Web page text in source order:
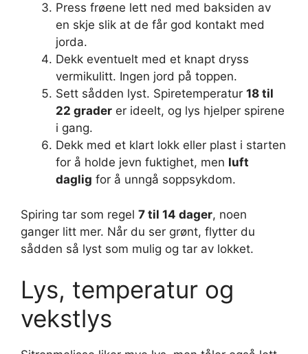
Press frøene lett ned med baksiden av
en skje slik at de får god kontakt med
jorda.
Dekk eventuelt med et knapt dryss
vermikulitt. Ingen jord på toppen.
Sett sådden lyst. Spiretemperatur 18 til
22 grader er ideelt, og lys hjelper spirene
i gang.
Dekk med et klart lokk eller plast i starten
for å holde jevn fuktighet, men luft
daglig for å unngå soppsykdom.
Spiring tar som regel 7 til 14 dager, noen
ganger litt mer. Når du ser grønt, flytter du
sådden så lyst som mulig og tar av lokket.
Lys, temperatur og
vekstlys